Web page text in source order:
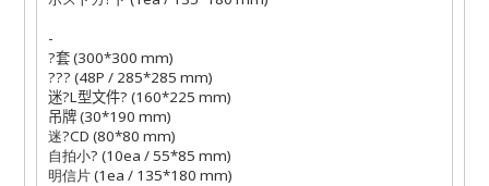
-
?套(300*300 mm)
??? (48P / 285*285 mm)
迷?L型文件? (160*225 mm)
吊牌(30*190 mm)
迷?CD (80*80 mm)
自拍小? (10ea / 55*85 mm)
明信片(1ea / 135*180 mm)